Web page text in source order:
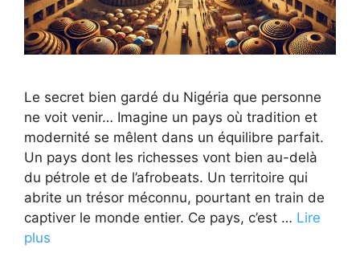
Le secret bien gardé du Nigéria que personne
ne voit venir… Imagine un pays où tradition et
modernité se mêlent dans un équilibre parfait.
Un pays dont les richesses vont bien au-delà
du pétrole et de l’afrobeats. Un territoire qui
abrite un trésor méconnu, pourtant en train de
captiver le monde entier. Ce pays, c’est … Lire
plus